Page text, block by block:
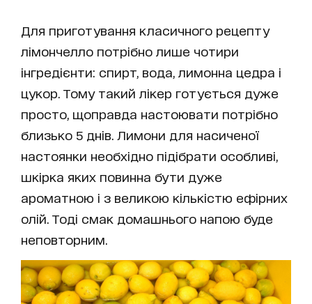
Для приготування класичного рецепту
лімончелло потрібно лише чотири
інгредієнти: спирт, вода, лимонна цедра і
цукор. Тому такий лікер готується дуже
просто, щоправда настоювати потрібно
близько 5 днів. Лимони для насиченої
настоянки необхідно підібрати особливі,
шкірка яких повинна бути дуже
ароматною і з великою кількістю ефірних
олій. Тоді смак домашнього напою буде
неповторним.